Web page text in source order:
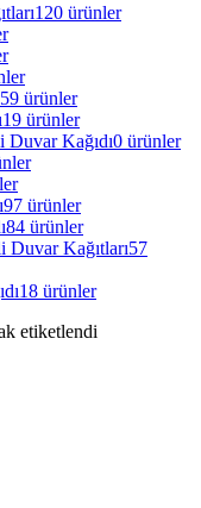
120 ürünler
59 ürünler
19 ürünler
Duvar Kağıdı0 ürünler
97 ürünler
84 ürünler
Kağıtları57
18 ürünler
etiketlendi